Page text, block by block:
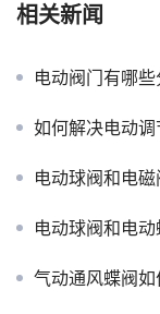
相关新闻
电动阀门有哪些
如何解决电动
电动球阀和电磁
电动球阀和电
气动通风蝶阀